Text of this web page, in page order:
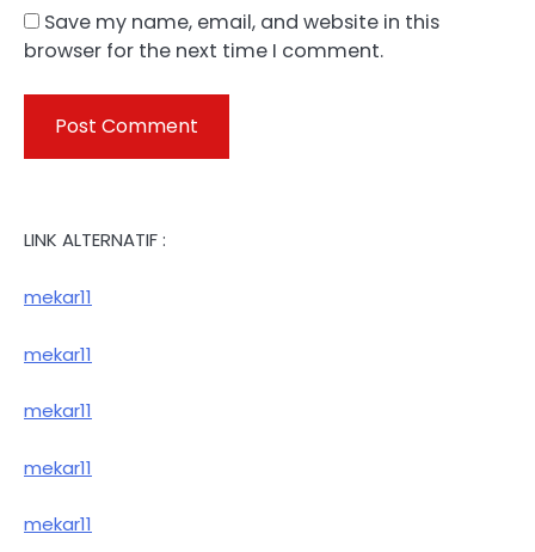
Save my name, email, and website in this
browser for the next time I comment.
LINK ALTERNATIF :
mekar11
mekar11
mekar11
mekar11
mekar11